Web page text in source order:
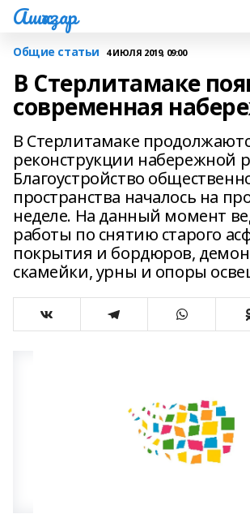
Ашҡаҙар
Общие статьи 4 ИЮЛЯ 2019, 09:00
В Стерлитамаке
современная
В Стерлитамаке
реконструкции набережной
Благоустройство
пространства началось на
неделе. На данный момент
работы по снятию старого
покрытия и бордюров,
скамейки, урны и опоры